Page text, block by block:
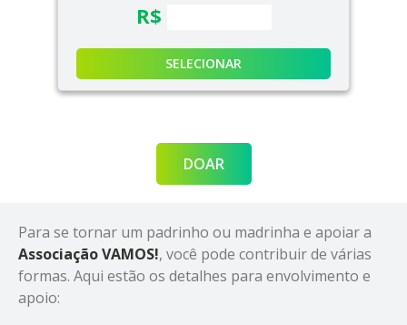
R$
SELECIONAR
DOAR
Para se tornar um padrinho ou madrinha e apoiar a
Associação VAMOS!, você pode contribuir de várias
formas. Aqui estão os detalhes para envolvimento e
apoio: